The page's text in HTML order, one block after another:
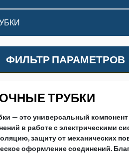
ФИЛЬТР ПАРАМЕТРОВ
ТРУБКИ
— это универсальный
в работе с электрическими
защиту от механических
оформление соединений.